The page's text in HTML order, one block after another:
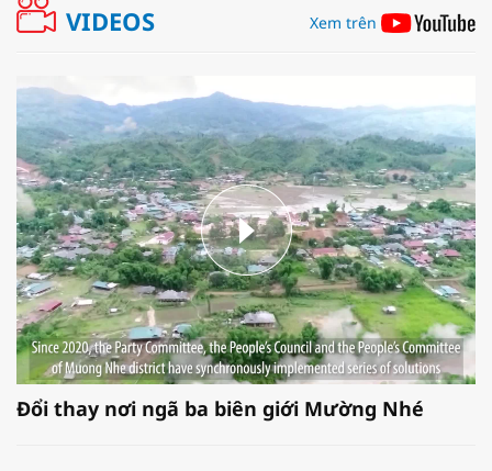
VIDEOS Xem trên
Đổi thay nơi ngã ba biên giới Mường Nhé